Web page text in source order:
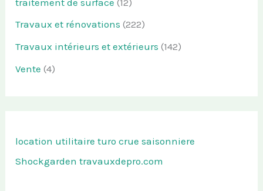
Travaux et rénovations (222)
Travaux intérieurs et extérieurs (142)
Vente (4)
location utilitaire turo crue saisonniere
Shockgarden travauxdepro.com